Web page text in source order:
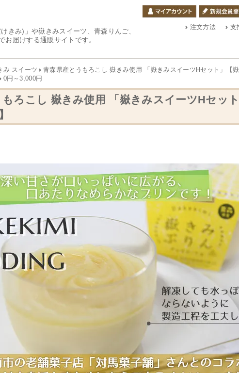
きみ)」や嶽きみスイーツ、青森りんご、
お届けする通販サイトです。
支
注文方法
み スイーツ
青森県産とうもろこし 嶽きみ使用 「嶽きみスイーツHセット」【嶽
0円～3,000円
ろこし 嶽きみ使用 「嶽きみスイーツHセッ